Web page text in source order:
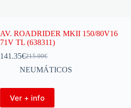
AV. ROADRIDER MKII 150/80V16
71V TL (638311)
215.00€
141.35€
NEUMÁTICOS
Ver + info